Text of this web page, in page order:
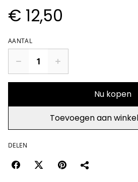
€ 12,50
AANTAL
Nu kopen
Toevoegen aan
DELEN